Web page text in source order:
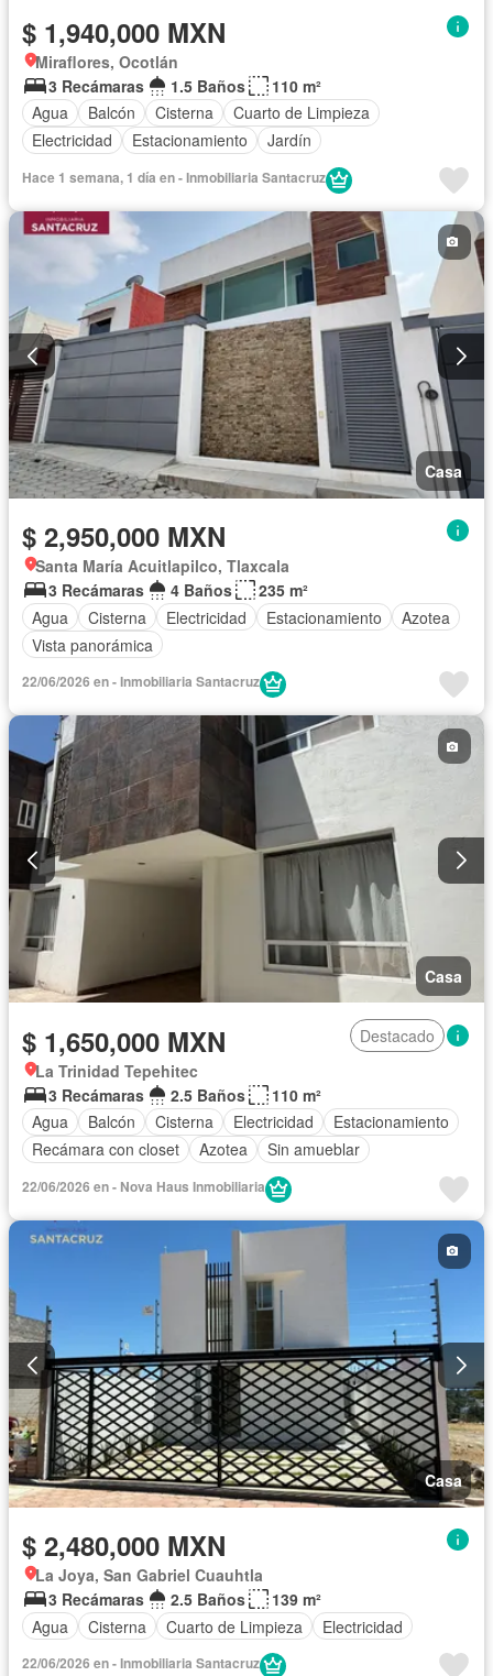
$ 1,940,000 MXN
Miraflores, Ocotlán
3 Recámaras
1.5 Baños
110 m²
Agua
Balcón Cisterna
Cuarto de Limpieza
Electricidad
Estacionamiento Jardín
Hace 1 semana, 1 día en - Inmobiliaria Santacruz
Casa
$ 2,950,000 MXN
Santa María Acuitlapilco, Tlaxcala
3 Recámaras
4 Baños
235 m²
Agua
Cisterna Electricidad Estacionamiento
Azotea
Vista panorámica
22/06/2026 en - Inmobiliaria Santacruz
Casa
$ 1,650,000 MXN
Destacado
La Trinidad Tepehitec
3 Recámaras
2.5 Baños
110 m²
Agua
Balcón Cisterna Electricidad
Estacionamiento
Recámara con closet
Azotea Sin amueblar
22/06/2026 en - Nova Haus Inmobiliaria
Casa
$ 2,480,000 MXN
La Joya, San Gabriel Cuauhtla
3 Recámaras
2.5 Baños
139 m²
Agua
Cisterna Cuarto de Limpieza Electricidad
22/06/2026 en - Inmobiliaria Santacruz